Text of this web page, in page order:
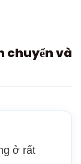
chuyển và
ở rất